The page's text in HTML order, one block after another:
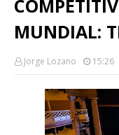
MUNDIAL:
Jorge Lozano 15:26